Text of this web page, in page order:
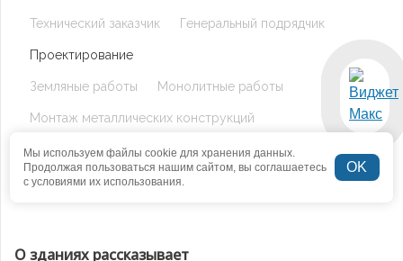
Технический заказчик Генеральный подрядчик
Проектирование
Земляные работы Монолитные работы
Монтаж металлических конструкций
Устройство кровли и стен Устройство фасадов
Монтаж инженерных сетей Отделочные работы
О зданиях рассказывает
Мы используем файлы cookie для хранения данных.
Продолжая пользоваться нашим сайтом, вы соглашаетесь
с условиями их использования.
OK